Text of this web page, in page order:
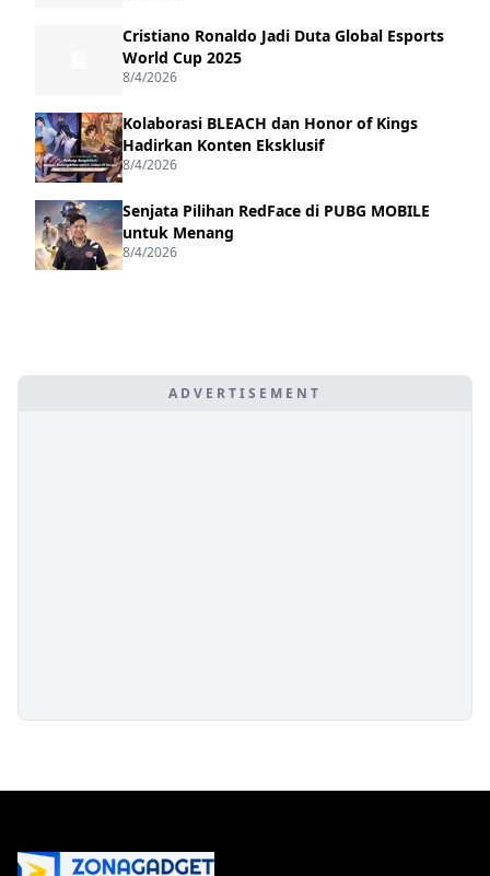
Cristiano Ronaldo Jadi Duta Global Esports
World Cup 2025
8/4/2026
Kolaborasi BLEACH dan Honor of Kings
Hadirkan Konten Eksklusif
8/4/2026
Senjata Pilihan RedFace di PUBG MOBILE
untuk Menang
8/4/2026
ADVERTISEMENT